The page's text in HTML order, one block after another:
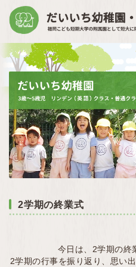
2学期の終業式
今日は、2学期の終
2学期の行事を振り返り、思い